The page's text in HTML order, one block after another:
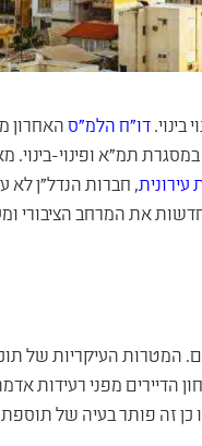
בינוי.דו"ח הלמ"ס האחרון
נבנו במסגרת התחדשות עירונית בשנת 2022, כ-73.6% מהן
, חברות הנדל"ן לא
את המרחב הציבורי
העיקריות של
מפני רעידות
כן זה פותר בעיה של